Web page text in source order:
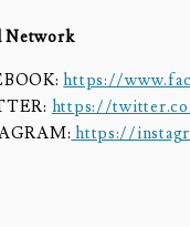
Network
https://
https://
https://